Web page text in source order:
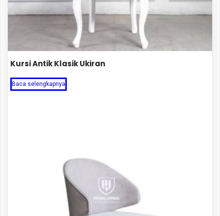
Kursi Antik Klasik Ukiran
Baca selengkapnya